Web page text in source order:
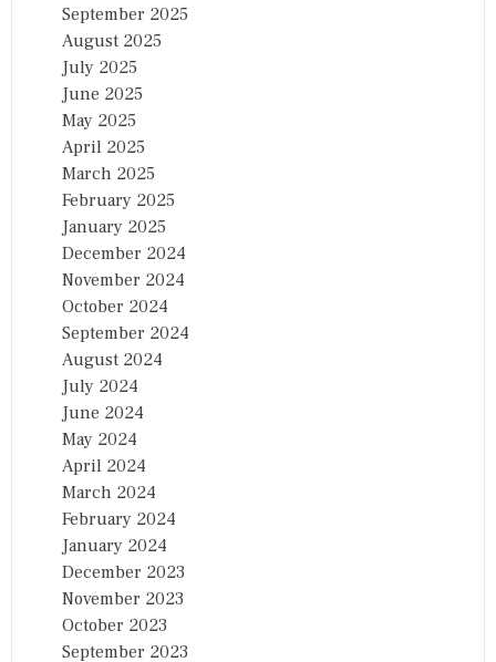
September 2025
August 2025
July 2025
June 2025
May 2025
April 2025
March 2025
February 2025
January 2025
December 2024
November 2024
October 2024
September 2024
August 2024
July 2024
June 2024
May 2024
April 2024
March 2024
February 2024
January 2024
December 2023
November 2023
October 2023
September 2023